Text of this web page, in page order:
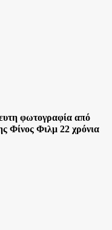
φωτογραφία από
Φίνος Φιλμ 22 χρόνια